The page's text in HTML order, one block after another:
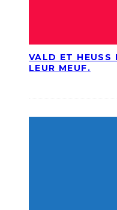
VALD ET HEUSS
LEUR MEUF.